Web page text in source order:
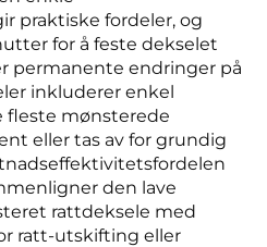
praktiske fordeler, og
for å feste dekselet
permanente endringer på
inkluderer enkel
fleste mønsterede
eller tas av for grundig
den lave
rattdeksele med
ratt-utskifting eller